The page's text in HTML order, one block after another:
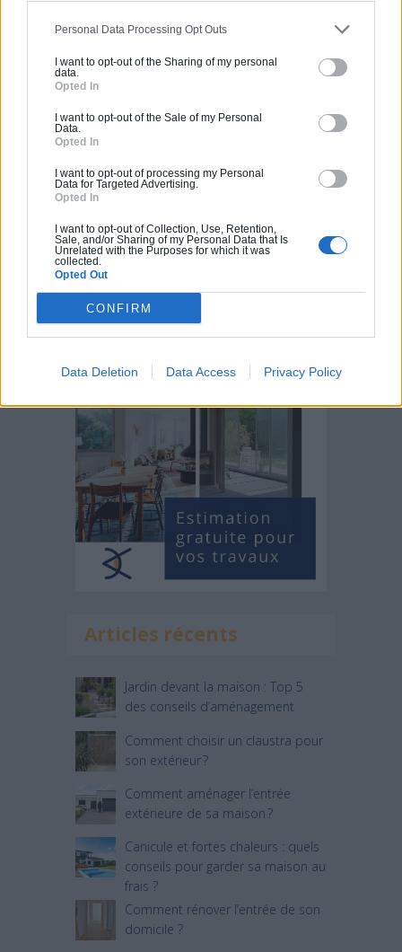
Personal Data Processing Opt Outs
I want to opt-out of the Sharing of my personal
data.
Opted In
I want to opt-out of the Sale of my Personal
Data.
Opted In
I want to opt-out of processing my Personal
Data for Targeted Advertising.
Opted In
I want to opt-out of Collection, Use, Retention,
Sale, and/or Sharing of my Personal Data that Is
Unrelated with the Purposes for which it was
collected.
Opted Out
CONFIRM
Data Deletion Data Access Privacy Policy
Estimez gratuitement
votre projet
Articles récents
Jardin devant la maison : Top 5
des conseils d’aménagement
Comment choisir un claustra pour
son extérieur ?
Comment aménager l’entrée
extérieure de sa maison ?
Canicule et fortes chaleurs : quels
conseils pour garder sa maison au
frais ?
Comment rénover l’entrée de son
domicile ?